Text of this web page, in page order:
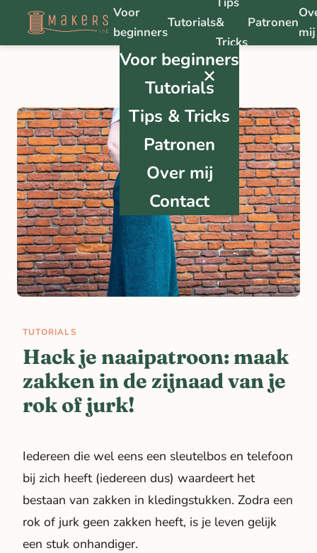
Voor
beginners
Tutorials&
Tricks
Patronen
mij
✕
Voor beginners
Tutorials
Tips & Tricks
Patronen
Over mij
Contact
TUTORIALS
Hack je naaipatroon: maak
zakken in de zijnaad van je
rok of jurk!
Iedereen die wel eens een sleutelbos en telefoon
bij zich heeft (iedereen dus) waardeert het
bestaan van zakken in kledingstukken. Zodra een
rok of jurk geen zakken heeft, is je leven gelijk
een stuk onhandiger.